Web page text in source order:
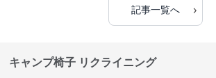
記事一覧へ ›
キャンプ椅子 リクライニング